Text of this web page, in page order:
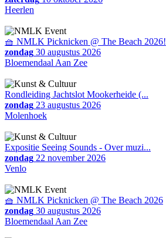
Heerlen
🧺 NMLK Picknicken @ The Beach 2026!
zondag 30 augustus 2026
Bloemendaal Aan Zee
Rondleiding Jachtslot Mookerheide (...
zondag 23 augustus 2026
Molenhoek
Expositie Seeing Sounds - Over muzi...
zondag 22 november 2026
Venlo
🧺 NMLK Picknicken @ The Beach 2026
zondag 30 augustus 2026
Bloemendaal Aan Zee